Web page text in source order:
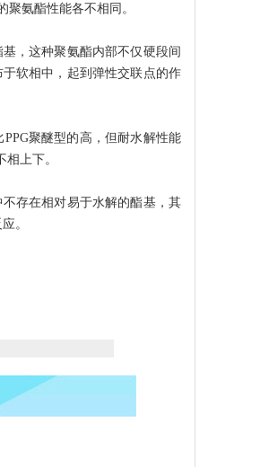
氨酯性能各不相同。
，这种聚氨酯内部不仅硬段间
软相中，起到弹性交联点的作
聚醚型的高，但耐水解性能
上下。
存在相对易于水解的酯基，其
。